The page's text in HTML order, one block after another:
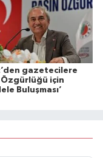
gazetecilere
Özgürlüğü için
Buluşması’